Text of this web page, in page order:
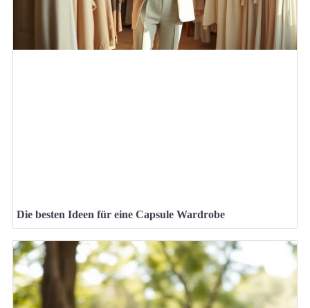
Die besten Ideen für eine Capsule Wardrobe